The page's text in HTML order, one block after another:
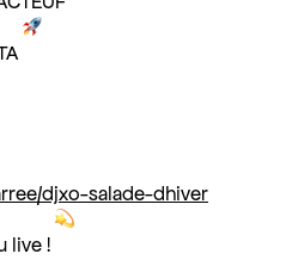
djxo-salade-dhiver
live !